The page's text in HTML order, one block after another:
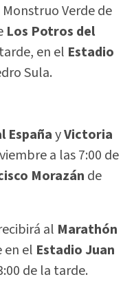
Verde de
Los Potros del
en el Estadio
Sula.
EspañayVictoria
a las 7:00 de
Morazán de
al Marathón
en el Estadio Juan
de la tarde.